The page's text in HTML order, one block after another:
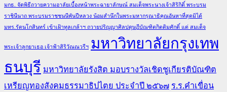
มกธ. จัดพิธีถวายความอาลัยเบื้องหน้าพระฉายาลักษณ์ สมเด็จพระนางเจ้าสิริกิติ์ พระบรม
ราชินีนาถ พระบรมราชชนนีพันปีหลวง น้อมสำนึกในพระมหากรุณาธิคุณอันหาที่สุดมิได้
มทร.รัตนโกสินทร์ เข้าเฝ้าทูลเกล้าฯ ถวายปริญญาศิลปดุษฎีบัณฑิตกิตติมศักดิ์ แด่ สมเด็จ
พระเจ้าลูกยาเธอ เจ้าฟ้าสิริวัณณวรีฯ มหาวิทยาลัยกรุงเทพ
ธนบุรี มหาวิทยาลัยรังสิต มอบรางวัลเชิดชูเกียรติบัณฑิต
เหรียญทองสังคมธรรมาธิปไตย ประจำปี ๒๕๖๗ ร.ร.คำเขื่อน